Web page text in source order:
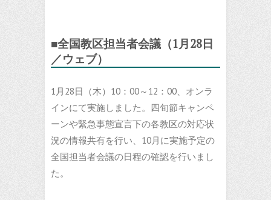
■全国教区担当者会議（1月28日
／ウェブ）
1月28日（木）10：00～12：00、オンラ
インにて実施しました。四旬節キャンペ
ーンや緊急事態宣言下の各教区の対応状
況の情報共有を行い、10月に実施予定の
全国担当者会議の日程の確認を行いまし
た。